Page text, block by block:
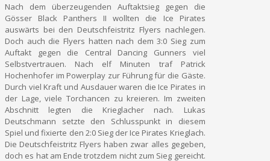
Nach dem überzeugenden Auftaktsieg gegen die
Gösser Black Panthers II wollten die Ice Pirates
auswärts bei den Deutschfeistritz Flyers nachlegen.
Doch auch die Flyers hatten nach dem 3:0 Sieg zum
Auftakt gegen die Central Dancing Gunners viel
Selbstvertrauen. Nach elf Minuten traf Patrick
Hochenhofer im Powerplay zur Führung für die Gäste.
Durch viel Kraft und Ausdauer waren die Ice Pirates in
der Lage, viele Torchancen zu kreieren. Im zweiten
Abschnitt legten die Krieglacher nach. Lukas
Deutschmann setzte den Schlusspunkt in diesem
Spiel und fixierte den 2:0 Sieg der Ice Pirates Krieglach.
Die Deutschfeistritz Flyers haben zwar alles gegeben,
doch es hat am Ende trotzdem nicht zum Sieg gereicht.